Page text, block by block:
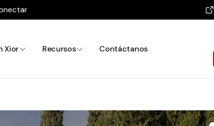
Xior Recursos Contáctanos